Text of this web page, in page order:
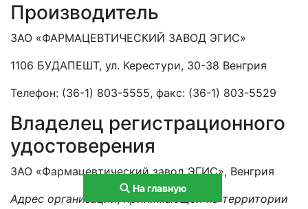
Производитель
ЗАО «ФАРМАЦЕВТИЧЕСКИЙ ЗАВОД ЭГИС»
1106 БУДАПЕШТ, ул. Керестури, 30-38 Венгрия
Телефон: (36-1) 803-5555, факс: (36-1) 803-5529
Владелец регистрационного
удостоверения
ЗАО «Фармацевтический завод ЭГИС», Венгрия
Адрес организации, принимающей на территории
На главную